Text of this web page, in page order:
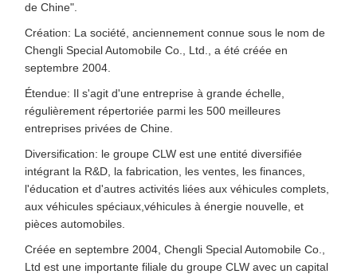
de Chine".
Création: La société, anciennement connue sous le nom de
Chengli Special Automobile Co., Ltd., a été créée en
septembre 2004.
Étendue: Il s'agit d'une entreprise à grande échelle,
régulièrement répertoriée parmi les 500 meilleures
entreprises privées de Chine.
Diversification: le groupe CLW est une entité diversifiée
intégrant la R&D, la fabrication, les ventes, les finances,
l'éducation et d'autres activités liées aux véhicules complets,
aux véhicules spéciaux,véhicules à énergie nouvelle, et
pièces automobiles.
Créée en septembre 2004, Chengli Special Automobile Co.,
Ltd est une importante filiale du groupe CLW avec un capital